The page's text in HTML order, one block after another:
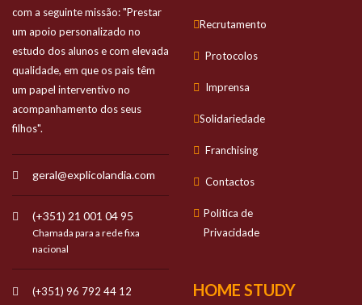
com a seguinte missão: "Prestar
um apoio personalizado no
estudo dos alunos e com elevada
qualidade, em que os pais têm
um papel interventivo no
acompanhamento dos seus
filhos".
geral@explicolandia.com
(+351) 21 001 04 95
Chamada para a rede fixa
nacional
(+351) 96 792 44 12
Recrutamento
Protocolos
Imprensa
Solidariedade
Franchising
Contactos
Política de
Privacidade
HOME STUDY